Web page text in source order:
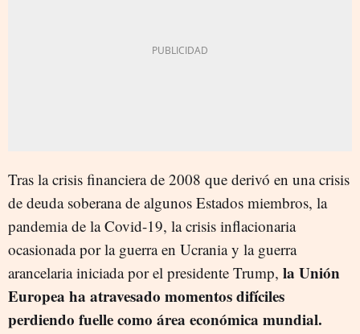
Tras la crisis financiera de 2008 que derivó en una crisis
de deuda soberana de algunos Estados miembros, la
pandemia de la Covid-19, la crisis inflacionaria
ocasionada por la guerra en Ucrania y la guerra
arancelaria iniciada por el presidente Trump, la Unión
Europea ha atravesado momentos difíciles
perdiendo fuelle como área económica mundial.